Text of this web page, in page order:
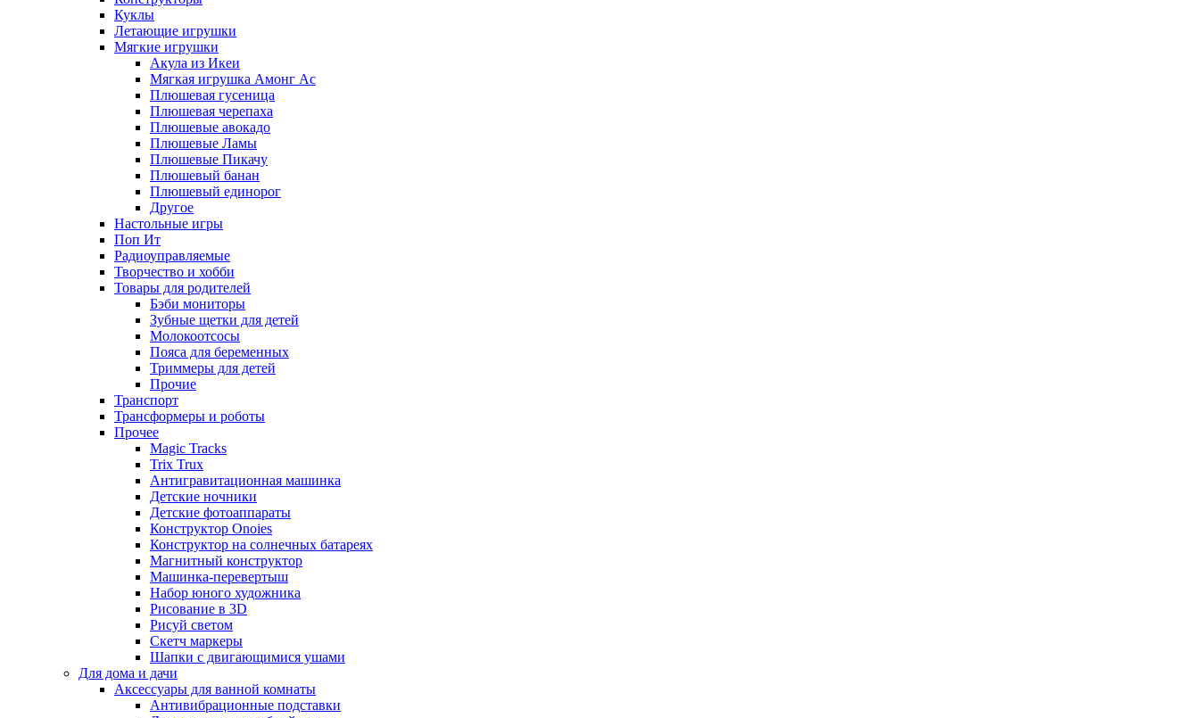
Куклы
Летающие игрушки
Мягкие игрушки
Акула из Икеи
Мягкая игрушка Амонг Ас
Плюшевая гусеница
Плюшевая черепаха
Плюшевые авокадо
Плюшевые Ламы
Плюшевые Пикачу
Плюшевый банан
Плюшевый единорог
Другое
Настольные игры
Поп Ит
Радиоуправляемые
Творчество и хобби
Товары для родителей
Бэби мониторы
Зубные щетки для детей
Молокоотсосы
Пояса для беременных
Триммеры для детей
Прочие
Транспорт
Трансформеры и роботы
Прочее
Magic Tracks
Trix Trux
Антигравитационная машинка
Детские ночники
Детские фотоаппараты
Конструктор Onoies
Конструктор на солнечных батареях
Магнитный конструктор
Машинка-перевертыш
Набор юного художника
Рисование в 3D
Рисуй светом
Скетч маркеры
Шапки с двигающимися ушами
Для дома и дачи
Аксессуары для ванной комнаты
Антивибрационные подставки